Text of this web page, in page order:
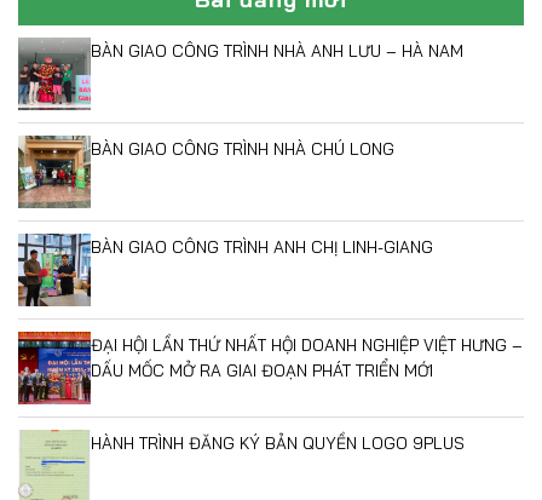
BÀN GIAO CÔNG TRÌNH NHÀ ANH LƯU – HÀ NAM
BÀN GIAO CÔNG TRÌNH NHÀ CHÚ LONG
BÀN GIAO CÔNG TRÌNH ANH CHỊ LINH-GIANG
ĐẠI HỘI LẦN THỨ NHẤT HỘI DOANH NGHIỆP VIỆT HƯNG –
DẤU MỐC MỞ RA GIAI ĐOẠN PHÁT TRIỂN MỚI
HÀNH TRÌNH ĐĂNG KÝ BẢN QUYỀN LOGO 9PLUS